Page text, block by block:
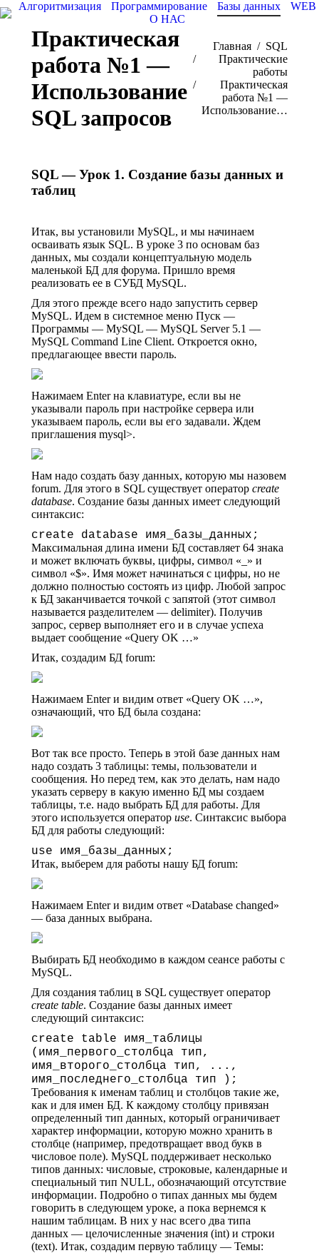
Алгоритмизация Программирование Базы данных
WEB
О НАС
Практическая
работа №1 —
Использование
SQL запросов
Вы здесь:Главная
SQL
Практические
работы
Практическая
работа №1 —
Использование…
SQL — Урок 1. Создание базы данных и
таблиц
Итак, вы установили MySQL, и мы начинаем
осваивать язык SQL. В уроке 3 по основам баз
данных, мы создали концептуальную модель
маленькой БД для форума. Пришло время
реализовать ее в СУБД MySQL.
Для этого прежде всего надо запустить сервер
MySQL. Идем в системное меню Пуск —
Программы — MySQL — MySQL Server 5.1 —
MySQL Command Line Client. Откроется окно,
предлагающее ввести пароль.
Нажимаем Enter на клавиатуре, если вы не
указывали пароль при настройке сервера или
указываем пароль, если вы его задавали. Ждем
приглашения mysql>.
Нам надо создать базу данных, которую мы назовем
forum. Для этого в SQL существует оператор create
database. Создание базы данных имеет следующий
синтаксис:
create database имя_базы_данных;
Максимальная длина имени БД составляет 64 знака
и может включать буквы, цифры, символ «_» и
символ «$». Имя может начинаться с цифры, но не
должно полностью состоять из цифр. Любой запрос
к БД заканчивается точкой с запятой (этот символ
называется разделителем — delimiter). Получив
запрос, сервер выполняет его и в случае успеха
выдает сообщение «Query OK …»
Итак, создадим БД forum:
Нажимаем Enter и видим ответ «Query OK …»,
означающий, что БД была создана:
Вот так все просто. Теперь в этой базе данных нам
надо создать 3 таблицы: темы, пользователи и
сообщения. Но перед тем, как это делать, нам надо
указать серверу в какую именно БД мы создаем
таблицы, т.е. надо выбрать БД для работы. Для
этого используется оператор use. Синтаксис выбора
БД для работы следующий:
use имя_базы_данных;
Итак, выберем для работы нашу БД forum:
Нажимаем Enter и видим ответ «Database changed»
— база данных выбрана.
Выбирать БД необходимо в каждом сеансе работы с
MySQL.
Для создания таблиц в SQL существует оператор
create table. Создание базы данных имеет
следующий синтаксис:
create table имя_таблицы
(имя_первого_столбца тип,
имя_второго_столбца тип, ...,
имя_последнего_столбца тип );
Требования к именам таблиц и столбцов такие же,
как и для имен БД. К каждому столбцу привязан
определенный тип данных, который ограничивает
характер информации, которую можно хранить в
столбце (например, предотвращает ввод букв в
числовое поле). MySQL поддерживает несколько
типов данных: числовые, строковые, календарные и
специальный тип NULL, обозначающий отсутствие
информации. Подробно о типах данных мы будем
говорить в следующем уроке, а пока вернемся к
нашим таблицам. В них у нас всего два типа
данных — целочисленные значения (int) и строки
(text). Итак, создадим первую таблицу — Темы: